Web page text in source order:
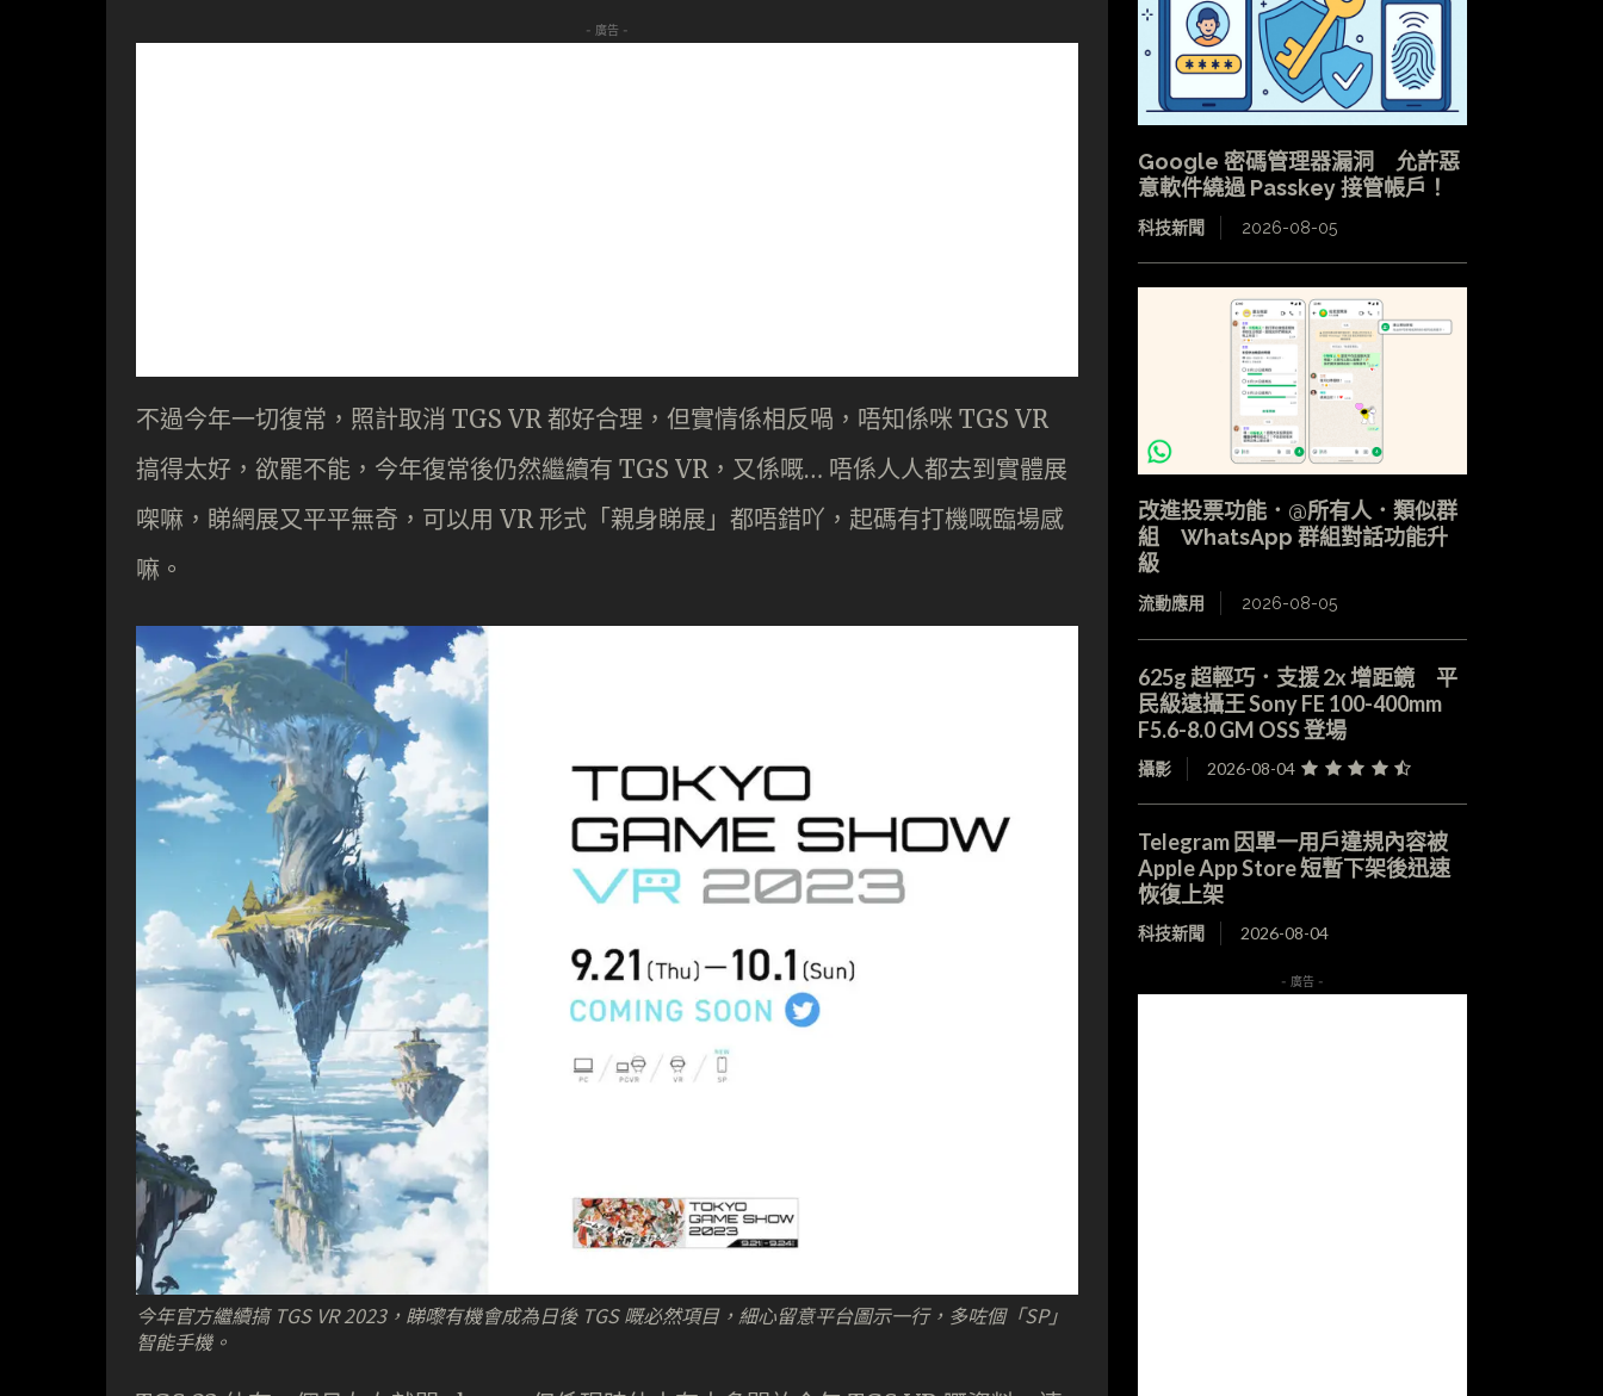
- 廣告 -
不過今年一切復常，照計取消 TGS VR 都好合理，但實情係相反喎，唔知係咪 TGS VR
搞得太好，欲罷不能，今年復常後仍然繼續有 TGS VR，又係嘅… 唔係人人都去到實體展
㗎嘛，睇網展又平平無奇，可以用 VR 形式「親身睇展」都唔錯吖，起碼有打機嘅臨場感
嘛。
今年官方繼續搞 TGS VR 2023，睇嚟有機會成為日後 TGS 嘅必然項目，細心留意平台圖示一行，多咗個「SP」
智能手機。
Google 密碼管理器漏洞 允許惡
意軟件繞過 Passkey 接管帳戶！
科技新聞 2026-08-05
改進投票功能．@所有人．類似群
組 WhatsApp 群組對話功能升
級
流動應用 2026-08-05
625g 超輕巧．支援 2x 增距鏡 平
民級遠攝王 Sony FE 100-400mm
F5.6-8.0 GM OSS 登場
攝影 2026-08-04
Telegram 因單一用戶違規內容被
Apple App Store 短暫下架後迅速
恢復上架
科技新聞 2026-08-04
- 廣告 -